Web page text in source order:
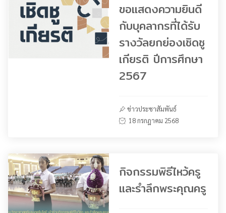
ขอแสดงความยินดี
กับบุคลากรที่ได้รับ
รางวัลยกย่องเชิดชู
เกียรติ ปีการศึกษา
2567
ข่าวประชาสัมพันธ์
18 กรกฎาคม 2568
กิจกรรมพิธีไหว้ครู
และรำลึกพระคุณครู